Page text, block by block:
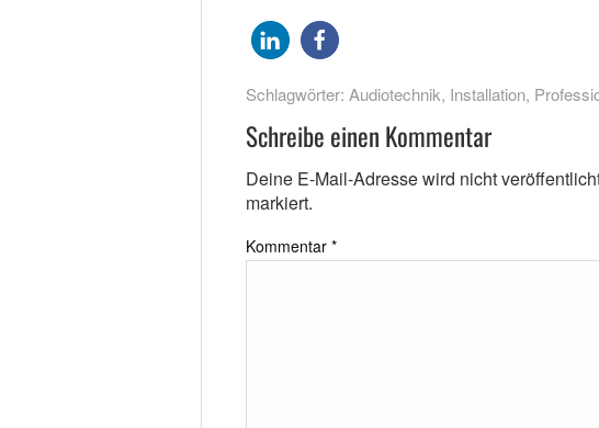
Schlagwörter: Audiotechnik, Installation,
Schreibe einen Kommentar
Deine E-Mail-Adresse wird nicht
markiert.
Kommentar *